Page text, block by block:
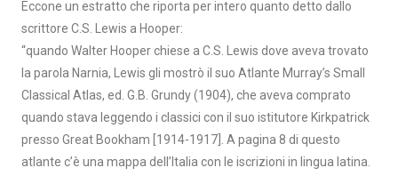
Eccone un estratto che riporta per intero quanto detto dallo
scrittore C.S. Lewis a Hooper:
“quando Walter Hooper chiese a C.S. Lewis dove aveva trovato
la parola Narnia, Lewis gli mostrò il suo Atlante Murray’s Small
Classical Atlas, ed. G.B. Grundy (1904), che aveva comprato
quando stava leggendo i classici con il suo istitutore Kirkpatrick
presso Great Bookham [1914-1917]. A pagina 8 di questo
atlante c’è una mappa dell’Italia con le iscrizioni in lingua latina.